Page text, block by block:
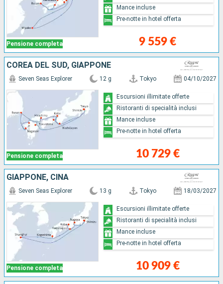
Pensione completa 9 559 €
Mance incluse
Pre-notte in hotel offerta
COREA DEL SUD, GIAPPONE
Pensione completa
Seven Seas Explorer 12 g Tokyo 04/10/2027
10 729 €
Escursioni illimitate offerte
Ristoranti di specialità inclusi
Mance incluse
Pre-notte in hotel offerta
GIAPPONE, CINA
Pensione completa
Seven Seas Explorer 13 g Tokyo 18/03/2027
10 909 €
Escursioni illimitate offerte
Ristoranti di specialità inclusi
Mance incluse
Pre-notte in hotel offerta